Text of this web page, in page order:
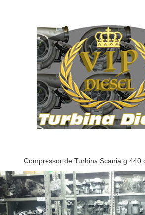
Compressor de Turbina Scania g 440